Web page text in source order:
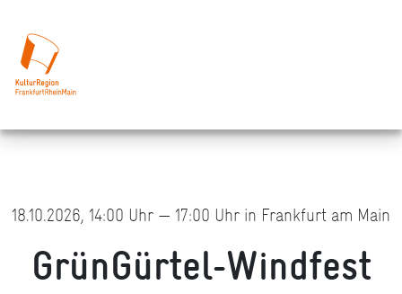
18.10.2026, 14:00 Uhr — 17:00 Uhr in Frankfurt am Main
GrünGürtel-Windfest